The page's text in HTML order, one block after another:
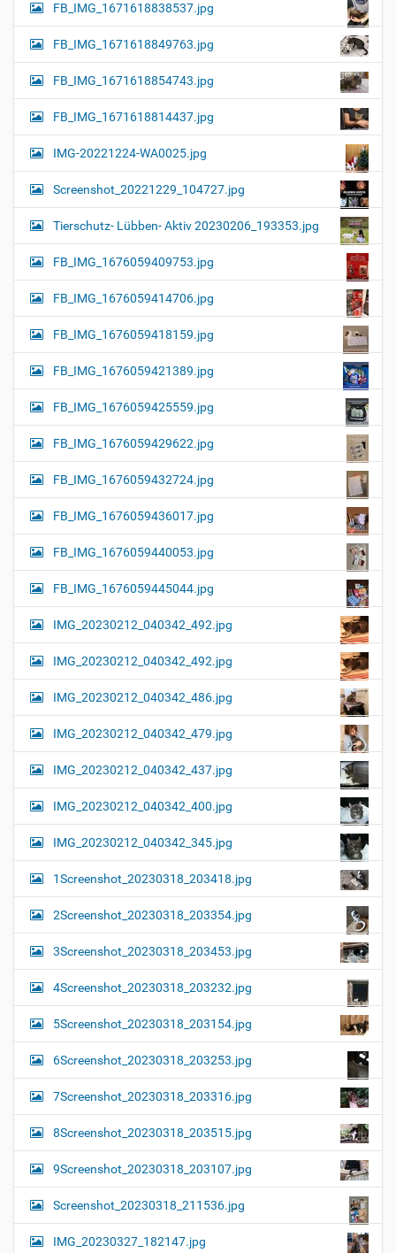
FB_IMG_1671618838537.jpg
FB_IMG_1671618849763.jpg
FB_IMG_1671618854743.jpg
FB_IMG_1671618814437.jpg
IMG-20221224-WA0025.jpg
Screenshot_20221229_104727.jpg
Tierschutz- Lübben- Aktiv 20230206_193353.jpg
FB_IMG_1676059409753.jpg
FB_IMG_1676059414706.jpg
FB_IMG_1676059418159.jpg
FB_IMG_1676059421389.jpg
FB_IMG_1676059425559.jpg
FB_IMG_1676059429622.jpg
FB_IMG_1676059432724.jpg
FB_IMG_1676059436017.jpg
FB_IMG_1676059440053.jpg
FB_IMG_1676059445044.jpg
IMG_20230212_040342_492.jpg
IMG_20230212_040342_492.jpg
IMG_20230212_040342_486.jpg
IMG_20230212_040342_479.jpg
IMG_20230212_040342_437.jpg
IMG_20230212_040342_400.jpg
IMG_20230212_040342_345.jpg
1Screenshot_20230318_203418.jpg
2Screenshot_20230318_203354.jpg
3Screenshot_20230318_203453.jpg
4Screenshot_20230318_203232.jpg
5Screenshot_20230318_203154.jpg
6Screenshot_20230318_203253.jpg
7Screenshot_20230318_203316.jpg
8Screenshot_20230318_203515.jpg
9Screenshot_20230318_203107.jpg
Screenshot_20230318_211536.jpg
IMG_20230327_182147.jpg